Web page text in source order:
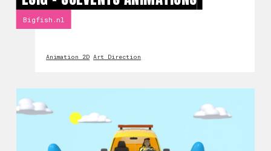
Bigfish.nl
Animation 2D Art Direction